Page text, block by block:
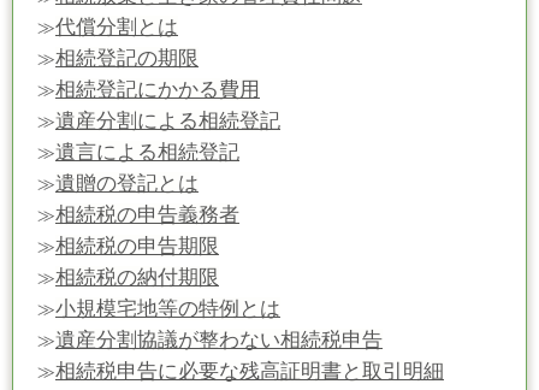
≫代償分割とは
≫相続登記の期限
≫相続登記にかかる費用
≫遺産分割による相続登記
≫遺言による相続登記
≫遺贈の登記とは
≫相続税の申告義務者
≫相続税の申告期限
≫相続税の納付期限
≫小規模宅地等の特例とは
≫遺産分割協議が整わない相続税申告
≫相続税申告に必要な残高証明書と取引明細